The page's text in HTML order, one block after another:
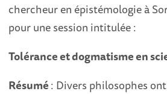
chercheur en épistémologie à
pour une session intitulée :
Tolérance et dogmatisme en
Résumé: Divers philosophes